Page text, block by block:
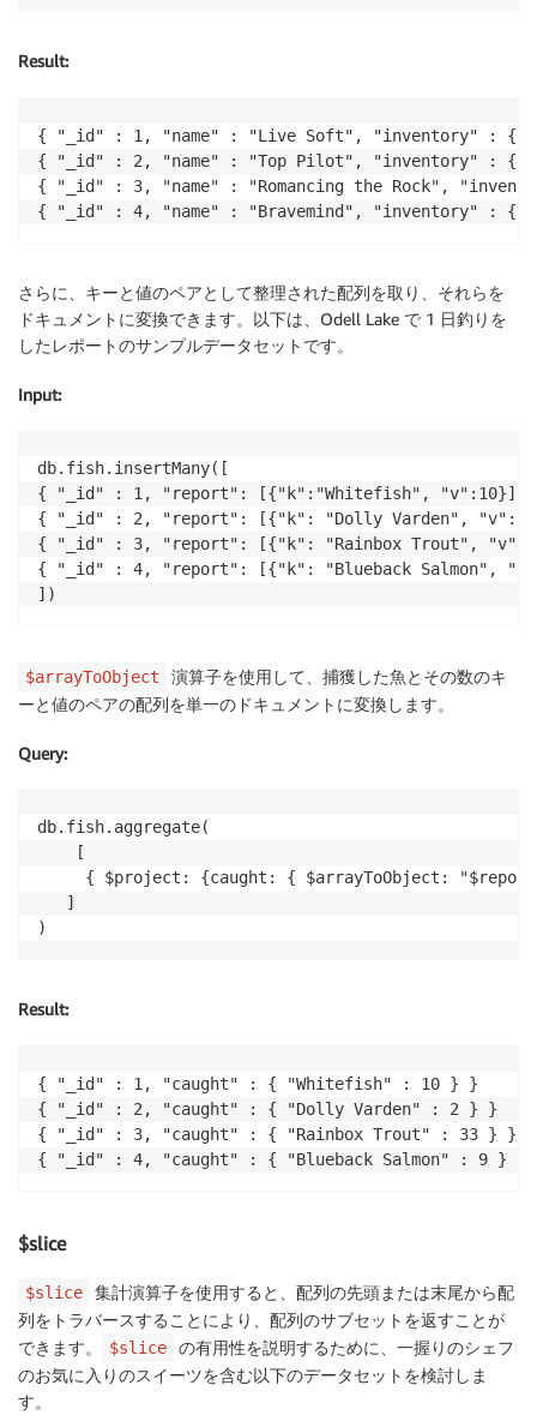
Result:
{ "_id" : 1, "name" : "Live Soft", "inventory" : {
{ "_id" : 2, "name" : "Top Pilot", "inventory" : {
{ "_id" : 3, "name" : "Romancing the Rock",
さらに、キーと値のペアとして整理された配列を取り、それらを
ドキュメントに変換できます。以下は、Odell Lake で 1 日釣りを
したレポートのサンプルデータセットです。
Input:
db.fish.insertMany([
{ "_id" : 1, "report": [{"k":"Whitefish", "v":10}]},
{ "_id" : 2, "report": [{"k": "Dolly Varden", "v":
{ "_id" : 3, "report": [{"k": "Rainbox Trout", "v":
{ "_id" : 4, "report": [{"k": "Blueback Salmon",
$arrayToObject
演算子を使用して、捕獲した魚とその数のキ
ーと値のペアの配列を単一のドキュメントに変換します。
Query:
db.fish.aggregate(
{ $project: {caught: { $arrayToObject:
   ]
)
Result:
{ "_id" : 1, "caught" : { "Whitefish" : 10 } }
{ "_id" : 2, "caught" : { "Dolly Varden" : 2 } }
{ "_id" : 3, "caught" : { "Rainbox Trout" : 33 } }
{ "_id" : 4, "caught" : { "Blueback Salmon" : 9 } }
$slice
$slice
集計演算子を使用すると、配列の先頭または末尾から配
列をトラバースすることにより、配列のサブセットを返すことが
できます。
$slice
の有用性を説明するために、一握りのシェフ
のお気に入りのスイーツを含む以下のデータセットを検討しま
す。